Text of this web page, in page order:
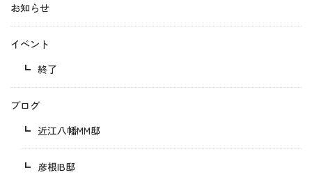
お知らせ
イベント
終了
ブログ
近江八幡MM邸
彦根IB邸